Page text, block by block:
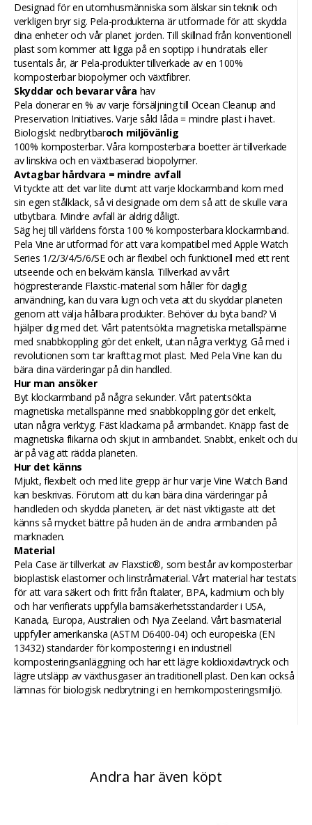
Designad för en utomhusmänniska som älskar sin teknik och
verkligen bryr sig. Pela-produkterna är utformade för att skydda
dina enheter och vår planet jorden. Till skillnad från konventionell
plast som kommer att ligga på en soptipp i hundratals eller
tusentals år, är Pela-produkter tillverkade av en 100%
komposterbar biopolymer och växtfibrer.
Skyddar och bevarar våra hav
Pela donerar en % av varje försäljning till Ocean Cleanup and
Preservation Initiatives. Varje såld låda = mindre plast i havet.
Biologiskt nedbrytbaroch miljövänlig
100% komposterbar. Våra komposterbara boetter är tillverkade
av linskiva och en växtbaserad biopolymer.
Avtagbar hårdvara = mindre avfall
Vi tyckte att det var lite dumt att varje klockarmband kom med
sin egen stålklack, så vi designade om dem så att de skulle vara
utbytbara. Mindre avfall är aldrig dåligt.
Säg hej till världens första 100 % komposterbara klockarmband.
Pela Vine är utformad för att vara kompatibel med Apple Watch
Series 1/2/3/4/5/6/SE och är flexibel och funktionell med ett rent
utseende och en bekväm känsla. Tillverkad av vårt
högpresterande Flaxstic-material som håller för daglig
användning, kan du vara lugn och veta att du skyddar planeten
genom att välja hållbara produkter. Behöver du byta band? Vi
hjälper dig med det. Vårt patentsökta magnetiska metallspänne
med snabbkoppling gör det enkelt, utan några verktyg. Gå med i
revolutionen som tar krafttag mot plast. Med Pela Vine kan du
bära dina värderingar på din handled.
Hur man ansöker
Byt klockarmband på några sekunder. Vårt patentsökta
magnetiska metallspänne med snabbkoppling gör det enkelt,
utan några verktyg. Fäst klackarna på armbandet. Knäpp fast de
magnetiska flikarna och skjut in armbandet. Snabbt, enkelt och du
är på väg att rädda planeten.
Hur det känns
Mjukt, flexibelt och med lite grepp är hur varje Vine Watch Band
kan beskrivas. Förutom att du kan bära dina värderingar på
handleden och skydda planeten, är det näst viktigaste att det
känns så mycket bättre på huden än de andra armbanden på
marknaden.
Material
Pela Case är tillverkat av Flaxstic®, som består av komposterbar
bioplastisk elastomer och linstråmaterial. Vårt material har testats
för att vara säkert och fritt från ftalater, BPA, kadmium och bly
och har verifierats uppfylla barnsäkerhetsstandarder i USA,
Kanada, Europa, Australien och Nya Zeeland. Vårt basmaterial
uppfyller amerikanska (ASTM D6400-04) och europeiska (EN
13432) standarder för kompostering i en industriell
komposteringsanläggning och har ett lägre koldioxidavtryck och
lägre utsläpp av växthusgaser än traditionell plast. Den kan också
lämnas för biologisk nedbrytning i en hemkomposteringsmiljö.
Andra har även köpt